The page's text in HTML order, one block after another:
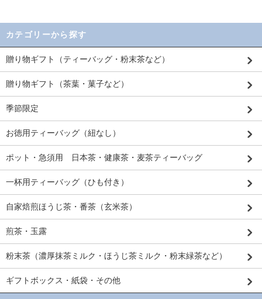
カテゴリーから探す
贈り物ギフト（ティーバッグ・粉末茶など）
贈り物ギフト（茶葉・菓子など）
季節限定
お徳用ティーバッグ（紐なし）
ポット・急須用 日本茶・健康茶・麦茶ティーバッグ
一杯用ティーバッグ（ひも付き）
自家焙煎ほうじ茶・番茶（玄米茶）
煎茶・玉露
粉末茶（濃厚抹茶ミルク・ほうじ茶ミルク・粉末緑茶など）
ギフトボックス・紙袋・その他